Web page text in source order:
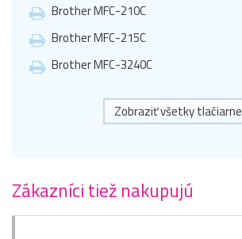
Brother MFC-210C
Brother MFC-215C
Brother MFC-3240C
Zobraziť všetky tlačiarne
Zákazníci tiež nakupujú